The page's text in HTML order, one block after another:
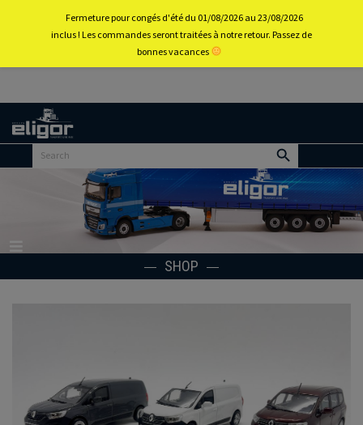
Back to
SHOP
Fermeture pour congés d'été du 01/08/2026 au 23/08/2026
inclus ! Les commandes seront traitées à notre retour. Passez de
bonnes vacances